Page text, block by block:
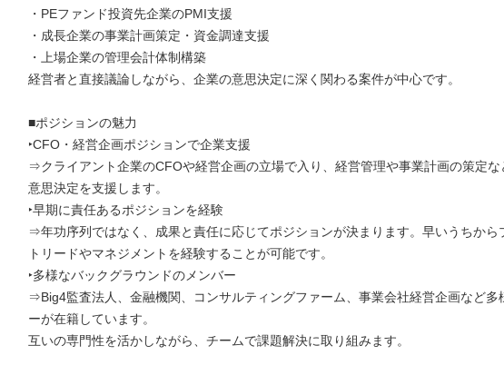
・PEファンド投資先企業のPMI支援
・成長企業の事業計画策定・資金調達支援
・上場企業の管理会計体制構築
経営者と直接議論しながら、企業の意思決定に深く関わる案件が中心です。
■ポジションの魅力
‣CFO・経営企画ポジションで企業支援
⇒クライアント企業のCFOや経営企画の立場で入り、経営管理や事業計画の策定な
意思決定を支援します。
‣早期に責任あるポジションを経験
⇒年功序列ではなく、成果と責任に応じてポジションが決まります。早いうちから
トリードやマネジメントを経験することが可能です。
‣多様なバックグラウンドのメンバー
⇒Big4監査法人、金融機関、コンサルティングファーム、事業会社経営企画など多
ーが在籍しています。
互いの専門性を活かしながら、チームで課題解決に取り組みます。